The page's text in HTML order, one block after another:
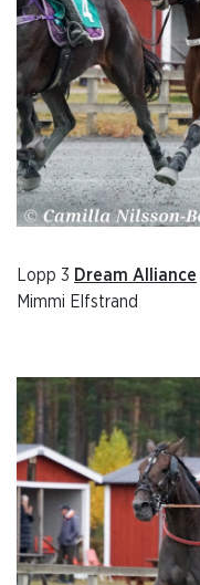
Lopp 3 Dream Alliance
Mimmi Elfstrand